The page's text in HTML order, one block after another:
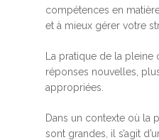
compétences en
et à mieux gérer votre
La pratique de la
réponses nouvelles,
appropriées.
Dans un contexte où la
sont grandes, il s’agit